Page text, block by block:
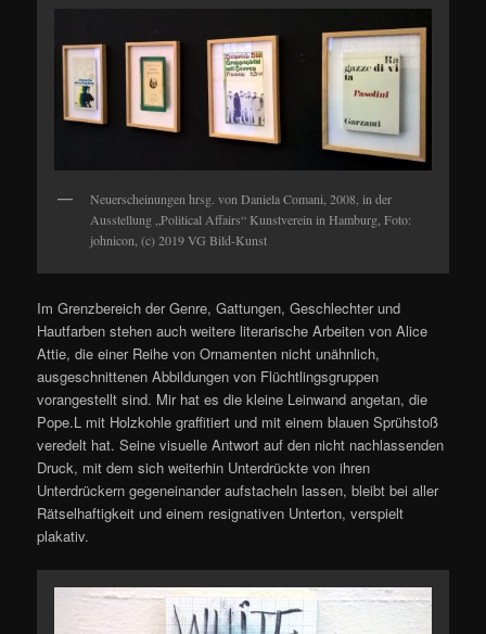
Neuerscheinungen hrsg. von Daniela Comani, 2008, in der
Ausstellung „Political Affairs“ Kunstverein in Hamburg, Foto:
johnicon, (c) 2019 VG Bild-Kunst
Im Grenzbereich der Genre, Gattungen, Geschlechter und
Hautfarben stehen auch weitere literarische Arbeiten von Alice
Attie, die einer Reihe von Ornamenten nicht unähnlich,
ausgeschnittenen Abbildungen von Flüchtlingsgruppen
vorangestellt sind. Mir hat es die kleine Leinwand angetan, die
Pope.L mit Holzkohle graffitiert und mit einem blauen Sprühstoß
veredelt hat. Seine visuelle Antwort auf den nicht nachlassenden
Druck, mit dem sich weiterhin Unterdrückte von ihren
Unterdrückern gegeneinander aufstacheln lassen, bleibt bei aller
Rätselhaftigkeit und einem resignativen Unterton, verspielt
plakativ.